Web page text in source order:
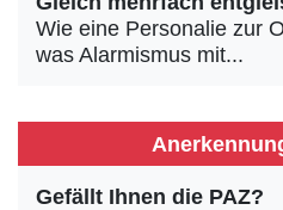
Wie eine Personalie zur
was Alarmismus mit...
Gefällt Ihnen die PAZ?